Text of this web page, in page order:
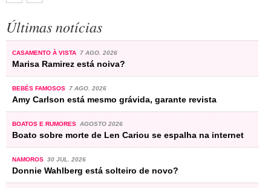
Últimas notícias
CASAMENTO À VISTA 7 AGO. 2026
Marisa Ramirez está noiva?
BEBÉS FAMOSOS 7 AGO. 2026
Amy Carlson está mesmo grávida, garante revista
BOATOS E RUMORES AGOSTO 2026
Boato sobre morte de Len Cariou se espalha na internet
NAMOROS 30 JUL. 2026
Donnie Wahlberg está solteiro de novo?